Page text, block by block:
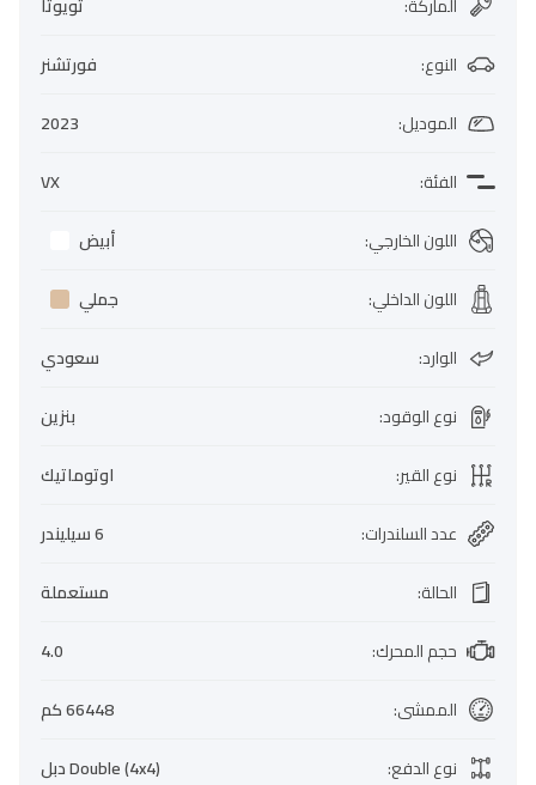
النوع:
فورتشنر
الموديل:
2023
الفئة:
VX
اللون الخارجي:
أبيض
اللون الداخلي:
جملي
الوارد:
سعودي
نوع الوقود:
بنزين
نوع القير:
اوتوماتيك
عدد السلندرات:
6 سيليندر
الحالة:
مستعملة
حجم المحرك:
4.0
الممشى:
66448 كم
نوع الدفع:
Double (4x4) دبل